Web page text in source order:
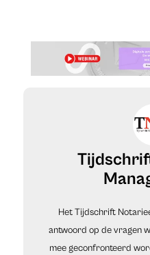
Het Tijdschrift
antwoord op de vragen
mee geconfronteerd